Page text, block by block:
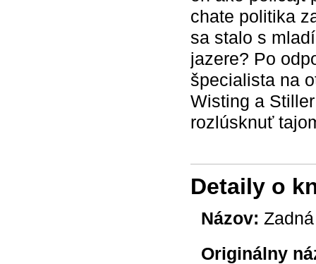
chate politika
sa stalo s
jazere? Po
špecialista na
Wisting a
rozlúsknuť
Detaily o
Názov:
Originálny